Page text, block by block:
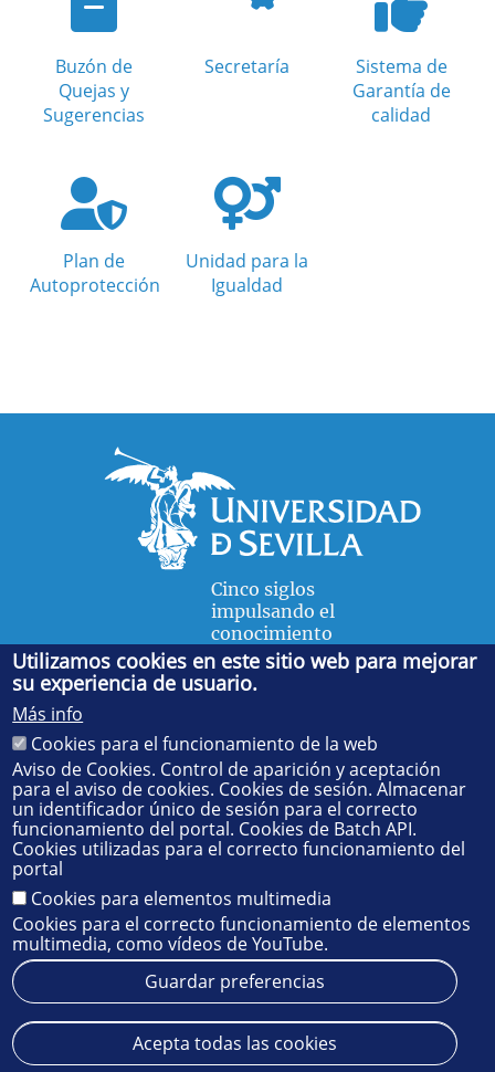
Buzón de
Quejas y
Sugerencias
Secretaría
Sistema de
Garantía de
calidad
Plan de
Autoprotección
Unidad para la
Igualdad
Cinco siglos
impulsando el
conocimiento
FACULTAD DE FÍSICA
Avda. de la Reina Mercedes, s/n. 41012 Sevilla. Tel.:
55 28 91. Administración:administradorfisica@us.es
Secretaría:jsecfisi@us.es- Decanato:ffisaog@us.es
Aviso legal Protección de datos
Cookies
© 2025SIC - Universidad de Sevilla
Utilizamos cookies en este sitio web para mejorar
su experiencia de usuario.
Más info
Cookies para el funcionamiento de la web
Aviso de Cookies. Control de aparición y aceptación
para el aviso de cookies. Cookies de sesión. Almacenar
un identificador único de sesión para el correcto
funcionamiento del portal. Cookies de Batch API.
Cookies utilizadas para el correcto funcionamiento del
portal
Cookies para elementos multimedia
Cookies para el correcto funcionamiento de elementos
multimedia, como vídeos de YouTube.
Guardar preferencias
Acepta todas las cookies